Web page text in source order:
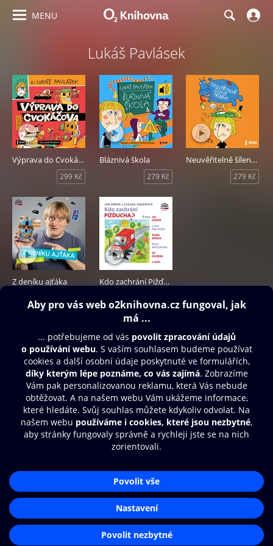
MENU
Lukáš Pavlásek
Výprava do Cvokáčova
299 Kč
Bláznivá škola
279 Kč
Neuvěřitelně šílené příběhy
279 Kč
Z deníku ajťáka
229 Kč
Kdo zachrání Pižďucha
Obsah ke stažení
Moje O2 Knihovna
Další zábava
© O2 Czech Republic a.s.
Přístupnost
Zásady zpracování osobních údajů
Nastavení cookies
Aplikace O2 Knihovna
Čti a poslouchej své e-knihy a
audioknihy rychleji a pohodlněji.